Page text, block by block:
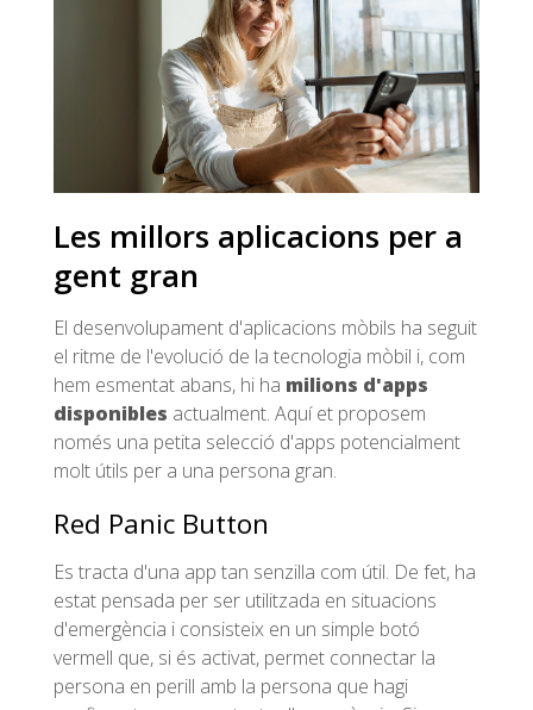
Les millors aplicacions per a
gent gran
El desenvolupament d'aplicacions mòbils ha seguit
el ritme de l'evolució de la tecnologia mòbil i, com
hem esmentat abans, hi ha milions d'apps
disponibles actualment. Aquí et proposem
només una petita selecció d'apps potencialment
molt útils per a una persona gran.
Red Panic Button
Es tracta d'una app tan senzilla com útil. De fet, ha
estat pensada per ser utilitzada en situacions
d'emergència i consisteix en un simple botó
vermell que, si és activat, permet connectar la
persona en perill amb la persona que hagi